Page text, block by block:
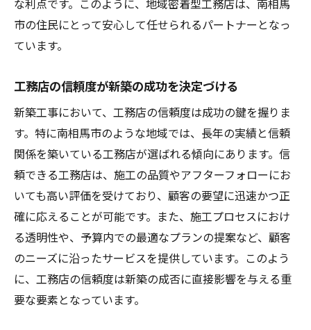
南相馬市の新築における工務店の役割と安
心感
りの魅力
南相馬市の工務店が創る夢の新築
工務店のこだわりが生む家づくりの魅力
地元工務店が提案する理想的な住まい
南相馬市での新築を支える工務店の専門性
魅力ある新築を実現する工務店のサポート
信頼の工務店が叶える家族の理想の住まい
南相馬市での新築工事を成功させるための工務
店選びのコツ
工務店選びで失敗しないためのポイント
な利点です。このように、地域密着型工務店は、南相馬
市の住民にとって安心して任せられるパートナーとなっ
ています。
工務店の信頼度が新築の成功を決定づける
新築工事において、工務店の信頼度は成功の鍵を握りま
す。特に南相馬市のような地域では、長年の実績と信頼
関係を築いている工務店が選ばれる傾向にあります。信
頼できる工務店は、施工の品質やアフターフォローにお
いても高い評価を受けており、顧客の要望に迅速かつ正
確に応えることが可能です。また、施工プロセスにおけ
る透明性や、予算内での最適なプランの提案など、顧客
のニーズに沿ったサービスを提供しています。このよう
に、工務店の信頼度は新築の成否に直接影響を与える重
要な要素となっています。